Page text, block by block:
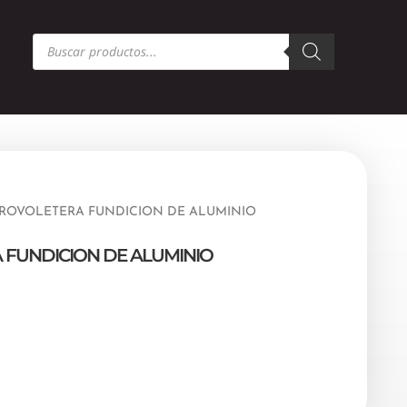
Búsqueda
de
FUNDICION DE ALUMINIO
DE ALUMINIO